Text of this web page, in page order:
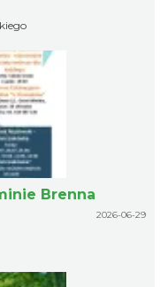
Brenna
2026-06-29